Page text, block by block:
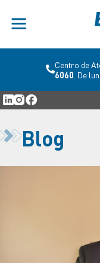
Centro de
6060 . De
Blog